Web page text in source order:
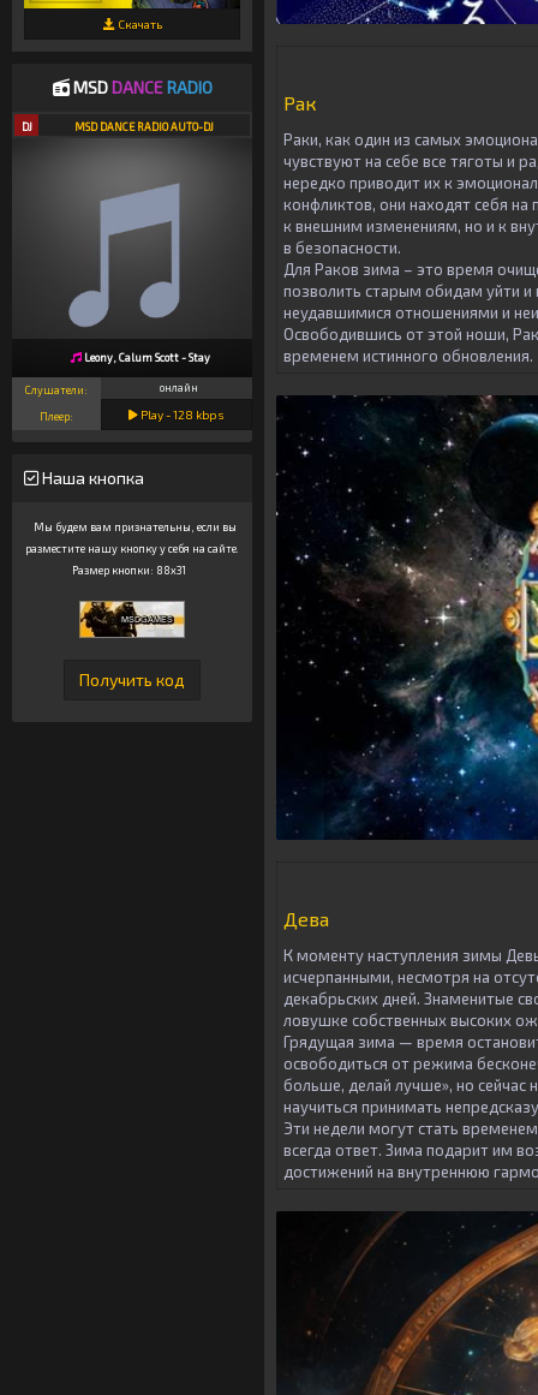
Скачать
MSDDANCE RADIO
DJ MSD DANCE RADIO AUTO-DJ
Leony, Calum Scott - Stay
Слушатели: онлайн
Плеер: Play -128 kbps
Наша кнопка
Мы будем вам признательны, если вы
разместите нашу кнопку у себя на сайте.
Размер кнопки: 88x31
Рак
Раки, как один из самых
чувствуют на себе все тяготы и
нередко приводит их к
конфликтов, они находят себя
к внешним изменениям, но и к
в безопасности.
Для Раков зима – это время
позволить старым обидам уйти
неудавшимися отношениями и
Освободившись от этой ноши,
временем истинного обновления.
Дева
К моменту наступления зимы
исчерпанными, несмотря на
декабрьских дней. Знаменитые
ловушке собственных высоких
Грядущая зима — время
освободиться от режима
больше, делай лучше», но сейчас
научиться принимать
Эти недели могут стать
всегда ответ. Зима подарит им
достижений на внутреннюю